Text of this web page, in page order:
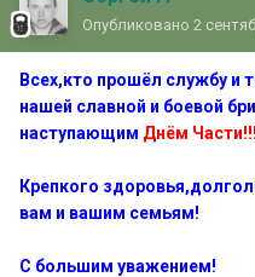
Опубликовано 2
Всех,кто прошёл службу и
нашей славной и боевой
наступающим Днём Части!!!
Крепкого
вам и вашим семьям!
С большим уважением!